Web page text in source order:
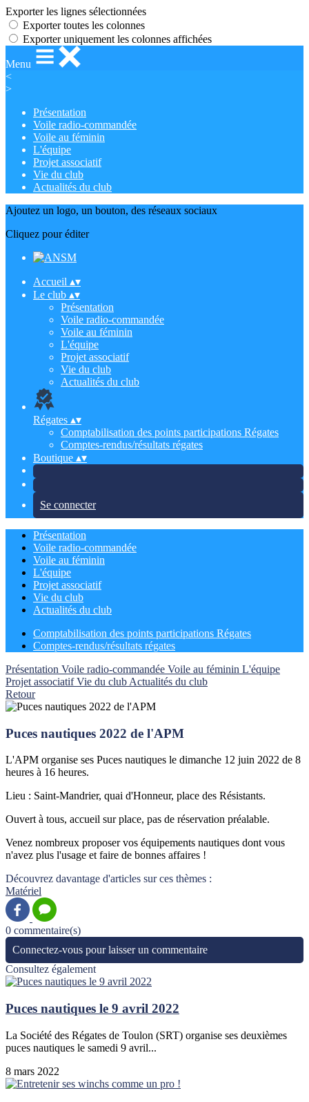
Exporter les lignes sélectionnées
Exporter toutes les colonnes
Exporter uniquement les colonnes affichées
Menu
<
>
Présentation
Voile radio-commandée
Voile au féminin
L'équipe
Projet associatif
Vie du club
Actualités du club
Ajoutez un logo, un bouton, des réseaux sociaux
Cliquez pour éditer
Accueil ▴▾
Le club ▴▾
Présentation
Voile radio-commandée
Voile au féminin
L'équipe
Projet associatif
Vie du club
Actualités du club
Régates ▴▾
Comptabilisation des points participations Régates
Comptes-rendus/résultats régates
Boutique ▴▾
Se connecter
Présentation
Voile radio-commandée
Voile au féminin
L'équipe
Projet associatif
Vie du club
Actualités du club
Comptabilisation des points participations Régates
Comptes-rendus/résultats régates
Présentation Voile radio-commandée Voile au féminin L'équipe
Projet associatifVie du club Actualités du club
Retour
Puces nautiques 2022 de l'APM
L'APM organise ses Puces nautiques le dimanche 12 juin 2022 de 8
heures à 16 heures.
Lieu : Saint-Mandrier, quai d'Honneur, place des Résistants.
Ouvert à tous, accueil sur place, pas de réservation préalable.
Venez nombreux proposer vos équipements nautiques dont vous
n'avez plus l'usage et faire de bonnes affaires !
Découvrez davantage d'articles sur ces thèmes :
Matériel
0 commentaire(s)
Connectez-vous pour laisser un commentaire
Consultez également
Puces nautiques le 9 avril 2022
La Société des Régates de Toulon (SRT) organise ses deuxièmes
puces nautiques le samedi 9 avril...
8 mars 2022